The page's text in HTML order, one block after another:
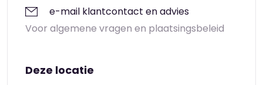
e-mail klantcontact en advies
Voor algemene vragen en plaatsingsbeleid
Deze locatie